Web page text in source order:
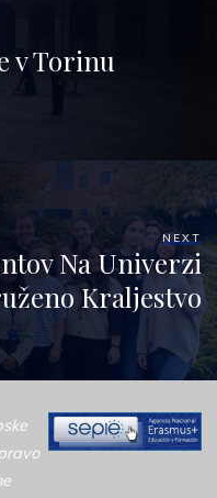
v Torinu
NEXT
Na Univerzi
Kraljestvo